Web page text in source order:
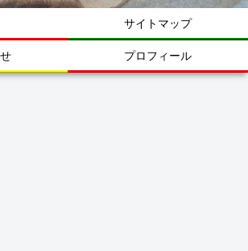
サイトマップ
プロフィール